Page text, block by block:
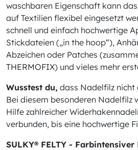
waschbaren Eigenschaft kann
auf Textilien flexibel eingesetzt
schnell und einfach hochwertige
Stickdateien („in the hoop“),
Abzeichen oder Patches
THERMOFIX) und vieles mehr
Wusstest du, dass Nadelfilz nicht
Bei diesem besonderen Nadelfilz
Hilfe zahlreicher
verbunden, bis eine hochwertige
SULKY® FELTY -